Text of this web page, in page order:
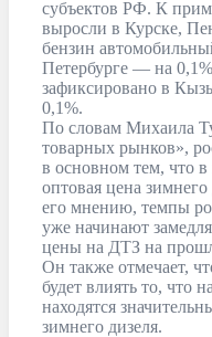
субъектов РФ. К
выросли в Курске,
бензин
Петербурге — на
зафиксировано в
0,1%.
По словам Михаила
товарных рынков»,
в основном тем, что
оптовая цена
его мнению, темпы
уже начинают
цены на ДТЗ на
Он также отмечает,
будет влиять то, что
находятся
зимнего дизеля.